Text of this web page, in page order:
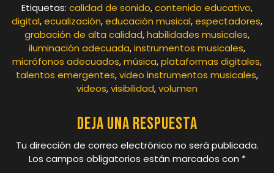
Etiquetas: calidad de sonido,contenido educativo,
digital,ecualización,educación musical,espectadores,
grabación de alta calidad,habilidades musicales,
iluminación adecuada,instrumentos musicales,
micrófonos adecuados,música,plataformas digitales,
talentos emergentes,video instrumentos musicales,
videos,visibilidad,volumen
Deja una respuesta
Tu dirección de correo electrónico no será publicada.
Los campos obligatorios están marcados con *